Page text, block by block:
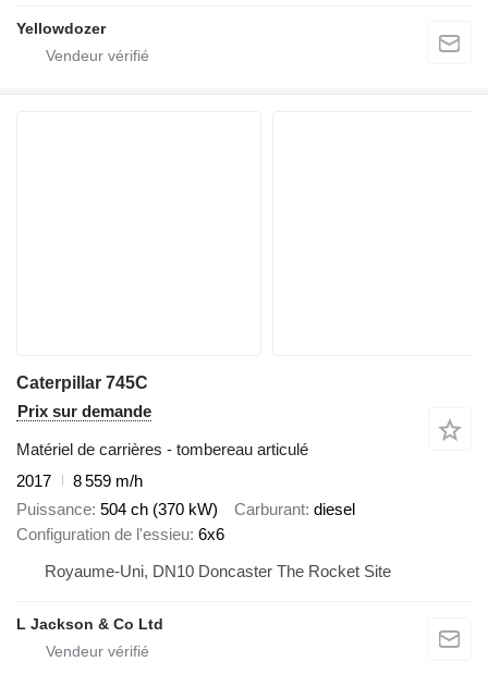
Yellowdozer
Caterpillar 745C
Prix sur demande
Matériel de carrières - tombereau articulé
2017
8 559 m/h
Puissance 504 ch (370 kW) Carburant diesel
Configuration de l'essieu 6x6
Royaume-Uni, DN10 Doncaster The Rocket Site
L Jackson & Co Ltd